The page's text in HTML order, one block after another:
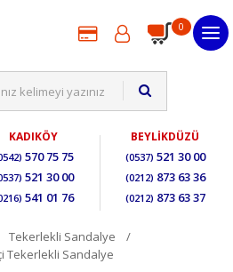
0
KADIKÖY
570 75 75
521 30 00
541 01 76
BEYLİKDÜZÜ
(0537) 521 30 00
(0212) 873 63 36
(0212) 873 63 37
Tekerlekli Sandalye
Tekerlekli Sandalye